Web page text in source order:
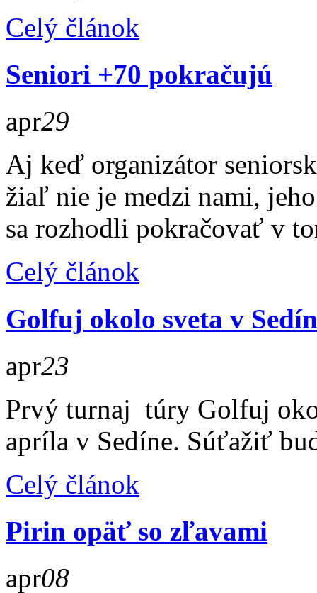
Celý článok
Seniori +70 pokračujú
apr29
Aj keď organizátor
žiaľ nie je medzi nami,
sa rozhodli pokračovať v
Celý článok
Golfuj okolo sveta v
apr23
Prvý turnaj túry Golfuj
apríla v Sedíne. Súťažiť
Celý článok
Pirin opäť so zľavami
apr08